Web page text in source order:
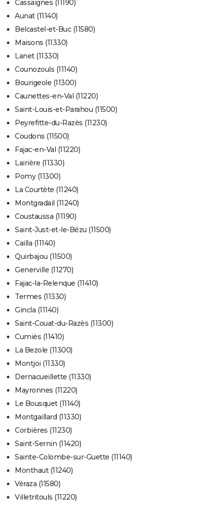
Cassaignes (11190)
Aunat (11140)
Belcastel-et-Buc (11580)
Maisons (11330)
Lanet (11330)
Counozouls (11140)
Bourigeole (11300)
Caunettes-en-Val (11220)
Saint-Louis-et-Parahou (11500)
Peyrefitte-du-Razès (11230)
Coudons (11500)
Fajac-en-Val (11220)
Lairière (11330)
Pomy (11300)
La Courtète (11240)
Montgradail (11240)
Coustaussa (11190)
Saint-Just-et-le-Bézu (11500)
Cailla (11140)
Quirbajou (11500)
Generville (11270)
Fajac-la-Relenque (11410)
Termes (11330)
Gincla (11140)
Saint-Couat-du-Razès (11300)
Cumiès (11410)
La Bezole (11300)
Montjoi (11330)
Dernacueillette (11330)
Mayronnes (11220)
Le Bousquet (11140)
Montgaillard (11330)
Corbières (11230)
Saint-Sernin (11420)
Sainte-Colombe-sur-Guette (11140)
Monthaut (11240)
Véraza (11580)
Villetritouls (11220)